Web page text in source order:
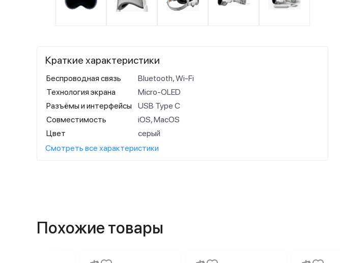
Краткие характеристики
Беспроводная связь
Bluetooth, Wi-Fi
Технология экрана
Micro‑OLED
Разъёмы и интерфейсы
USB Type C
Совместимость
iOS, MacOS
Цвет
серый
Смотреть все характеристики
Похожие товары